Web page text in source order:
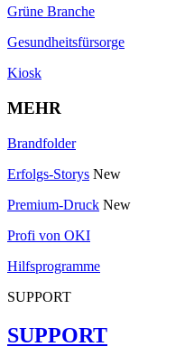
Grüne Branche
Gesundheitsfürsorge
Kiosk
MEHR
Brandfolder
Erfolgs-Storys New
Premium-Druck New
Profi von OKI
Hilfsprogramme
SUPPORT
SUPPORT